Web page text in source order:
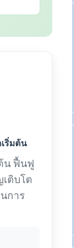
ริ่มต้น
น ฟื้นฟู
ติบโต
การ